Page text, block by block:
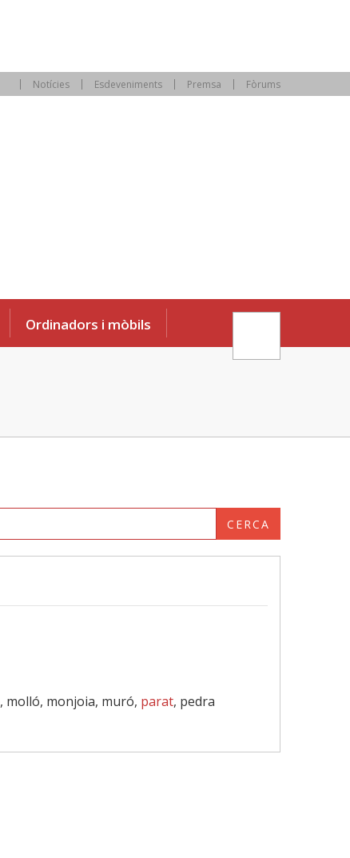
Notícies Esdeveniments Premsa Fòrums
Ordinadors i mòbils
CERCA
, molló, monjoia, muró, parat, pedra